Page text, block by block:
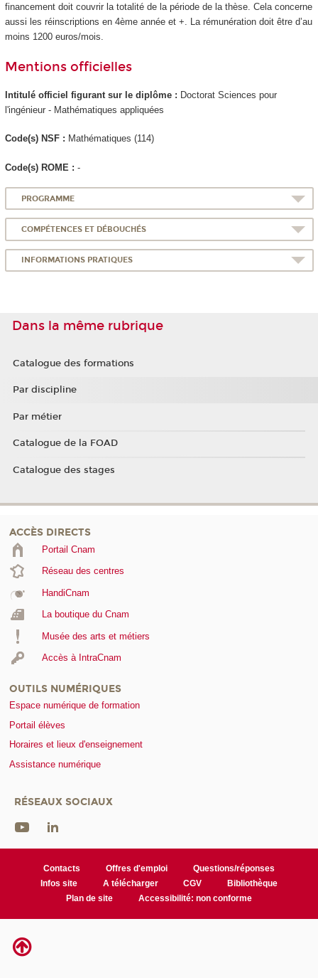
financement doit couvrir la totalité de la période de la thèse. Cela concerne
aussi les réinscriptions en 4ème année et +. La rémunération doit être d’au
moins 1200 euros/mois.
Mentions officielles
Intitulé officiel figurant sur le diplôme : Doctorat Sciences pour
l'ingénieur - Mathématiques appliquées
Code(s) NSF : Mathématiques (114)
Code(s) ROME : -
PROGRAMME
COMPÉTENCES ET DÉBOUCHÉS
INFORMATIONS PRATIQUES
Dans la même rubrique
Catalogue des formations
Par discipline
Par métier
Catalogue de la FOAD
Catalogue des stages
ACCÈS DIRECTS
Portail Cnam
Réseau des centres
HandiCnam
La boutique du Cnam
Musée des arts et métiers
Accès à IntraCnam
OUTILS NUMÉRIQUES
Espace numérique de formation
Portail élèves
Horaires et lieux d'enseignement
Assistance numérique
RÉSEAUX SOCIAUX
Contacts Offres d'emploi
Questions/réponses
Infos site
A télécharger CGV
Bibliothèque
Plan de site
Accessibilité: non conforme